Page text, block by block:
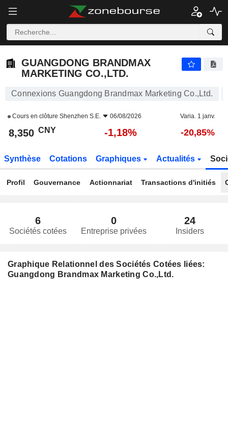
GUANGDONG BRANDMAX
MARKETING CO.,LTD.
Connexions Guangdong Brandmax Marketing Co.,Ltd.
Cours en clôture Shenzhen S.E. 06/08/2026 Varia. 1 janv.
8,350 CNY -1,18% -20,85%
Synthèse Cotations Graphiques Actualités
Profil Gouvernance Actionnariat Transactions d'initiés
6
Sociétés cotées
0
Entreprise privées
24
Insiders
Graphique Relationnel des Sociétés Cotées liées:
Guangdong Brandmax Marketing Co.,Ltd.